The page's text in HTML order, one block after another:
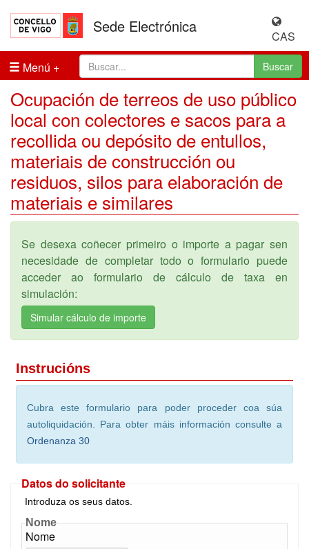
Sede Electrónica
CAS
Menú
Buscar
Ocupación de terreos de uso público
local con colectores e sacos para a
recollida ou depósito de entullos,
materiais de construcción ou
residuos, silos para elaboración de
materiais e similares
Se desexa coñecer primeiro o importe a pagar sen
necesidade de completar todo o formulario puede
acceder ao formulario de cálculo de taxa en
simulación:
Simular cálculo de importe
Instrucións
Cubra este formulario para poder proceder coa súa
autoliquidación. Para obter máis información consulte a
Ordenanza 30
Datos do solicitante
Introduza os seus datos.
Nome
Nome